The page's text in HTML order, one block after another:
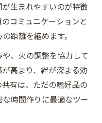
生まれやすいのが特徴
コミュニケーションと
距離を縮めます。
、火の調整を協力して
高まり、絆が深まる効
有は、ただの嗜好品の
時間作りに最適なツー